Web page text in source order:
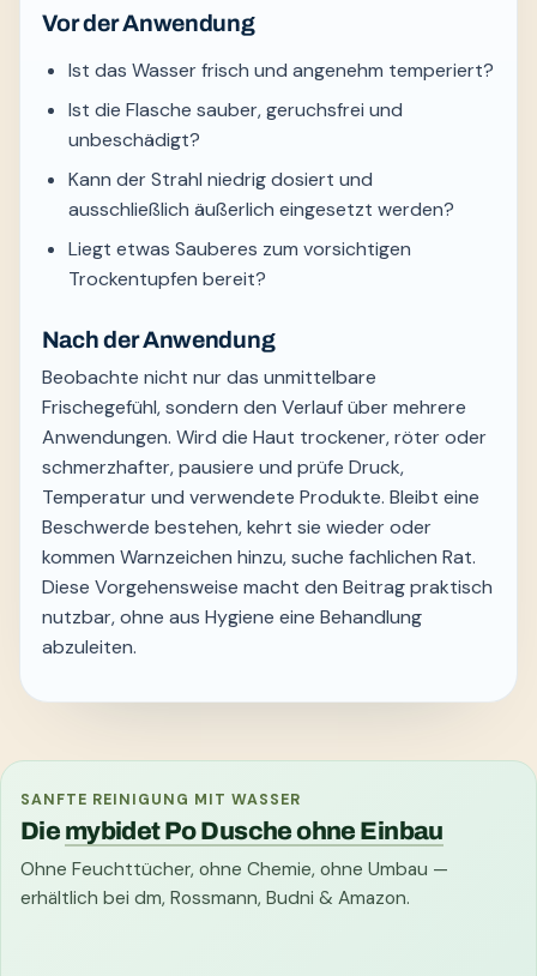
Vor der Anwendung
Ist das Wasser frisch und angenehm temperiert?
Ist die Flasche sauber, geruchsfrei und
unbeschädigt?
Kann der Strahl niedrig dosiert und
ausschließlich äußerlich eingesetzt werden?
Liegt etwas Sauberes zum vorsichtigen
Trockentupfen bereit?
Nach der Anwendung
Beobachte nicht nur das unmittelbare
Frischegefühl, sondern den Verlauf über mehrere
Anwendungen. Wird die Haut trockener, röter oder
schmerzhafter, pausiere und prüfe Druck,
Temperatur und verwendete Produkte. Bleibt eine
Beschwerde bestehen, kehrt sie wieder oder
kommen Warnzeichen hinzu, suche fachlichen Rat.
Diese Vorgehensweise macht den Beitrag praktisch
nutzbar, ohne aus Hygiene eine Behandlung
abzuleiten.
SANFTE REINIGUNG MIT WASSER
Die mybidet Po Dusche ohne Einbau
Ohne Feuchttücher, ohne Chemie, ohne Umbau —
erhältlich bei dm, Rossmann, Budni & Amazon.